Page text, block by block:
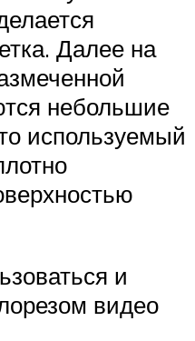
Далее на
небольшие
используемый
и
видео